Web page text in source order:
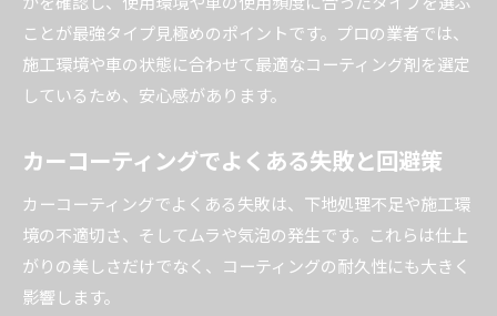
ことが最強タイプ見極めのポイントです。プロの業者では、
施工環境や車の状態に合わせて最適なコーティング剤を選定
しているため、安心感があります。
カーコーティングでよくある失敗と回避策
カーコーティングでよくある失敗は、下地処理不足や施工環
境の不適切さ、そしてムラや気泡の発生です。これらは仕上
がりの美しさだけでなく、コーティングの耐久性にも大きく
影響します。